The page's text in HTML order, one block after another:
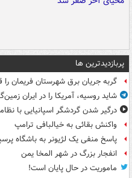
پربازدیدترین ها
گربه جریان برق شهرستان فریمان را
شاید روسیه، آمریکا را در ایران
درگیر شدن گردشگر اسپانیایی با
واکنش بقائی به خیالبافی ترامپ
پاسخ منفی یک لژیونر به باشگاه
انفجار بزرگ در شهر المخا یمن
ماموریت در حال پایان است!